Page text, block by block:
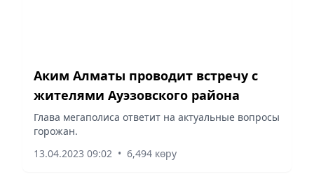
Аким Алматы проводит встречу с
жителями Ауэзовского района
Глава мегаполиса ответит на актуальные вопросы
горожан.
13.04.2023 09:02 • 6,494 көру